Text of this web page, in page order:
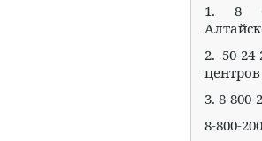
1. 8
2. 50-
3. 8-
8-800-